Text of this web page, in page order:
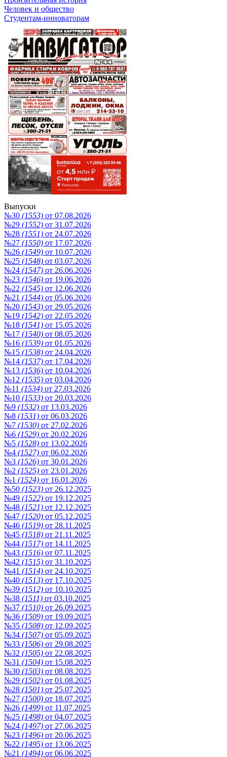
Человек и общество
Студентам-инноваторам
Выпуски
№30 (1553) от 07.08.2026
№29 (1552) от 31.07.2026
№28 (1551) от 24.07.2026
№27 (1550) от 17.07.2026
№26 (1549) от 10.07.2026
№25 (1548) от 03.07.2026
№24 (1547) от 26.06.2026
№23 (1546) от 19.06.2026
№22 (1545) от 12.06.2026
№21 (1544) от 05.06.2026
№20 (1543) от 29.05.2026
№19 (1542) от 22.05.2026
№18 (1541) от 15.05.2026
№17 (1540) от 08.05.2026
№16 (1539) от 01.05.2026
№15 (1538) от 24.04.2026
№14 (1537) от 17.04.2026
№13 (1536) от 10.04.2026
№12 (1535) от 03.04.2026
№11 (1534) от 27.03.2026
№10 (1533) от 20.03.2026
№9 (1532) от 13.03.2026
№8 (1531) от 06.03.2026
№7 (1530) от 27.02.2026
№6 (1529) от 20.02.2026
№5 (1528) от 13.02.2026
№4 (1527) от 06.02.2026
№3 (1526) от 30.01.2026
№2 (1525) от 23.01.2026
№1 (1524) от 16.01.2026
№50 (1523) от 26.12.2025
№49 (1522) от 19.12.2025
№48 (1521) от 12.12.2025
№47 (1520) от 05.12.2025
№46 (1519) от 28.11.2025
№45 (1518) от 21.11.2025
№44 (1517) от 14.11.2025
№43 (1516) от 07.11.2025
№42 (1515) от 31.10.2025
№41 (1514) от 24.10.2025
№40 (1513) от 17.10.2025
№39 (1512) от 10.10.2025
№38 (1511) от 03.10.2025
№37 (1510) от 26.09.2025
№36 (1509) от 19.09.2025
№35 (1508) от 12.09.2025
№34 (1507) от 05.09.2025
№33 (1506) от 29.08.2025
№32 (1505) от 22.08.2025
№31 (1504) от 15.08.2025
№30 (1503) от 08.08.2025
№29 (1502) от 01.08.2025
№28 (1501) от 25.07.2025
№27 (1500) от 18.07.2025
№26 (1499) от 11.07.2025
№25 (1498) от 04.07.2025
№24 (1497) от 27.06.2025
№23 (1496) от 20.06.2025
№22 (1495) от 13.06.2025
№21 (1494) от 06.06.2025